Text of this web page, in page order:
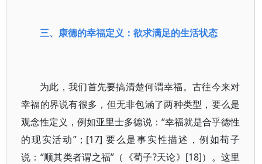
三、康德的幸福定义：欲求满足的生活状态
为此，我们首先要搞清楚何谓幸福。古往今来对
幸福的界说有很多，但无非包涵了两种类型，要么是
观念性定义，例如亚里士多德说：“幸福就是合乎德性
的现实活动”；[17] 要么是事实性描述，例如荀子
说：“顺其类者谓之福”（《荀子?天论》[18]）。这里